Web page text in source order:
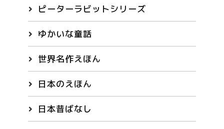
ピーターラビットシリーズ
ゆかいな童話
世界名作えほん
日本のえほん
日本昔ばなし